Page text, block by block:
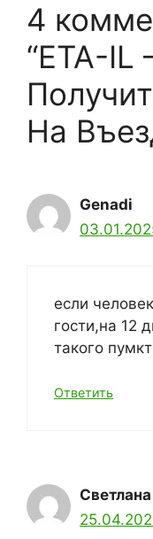
4
“ETA-
На
Genadi
если
гости,на 12
такого
Ответить
Светлана